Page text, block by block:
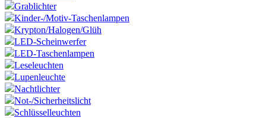
Grablichter
Kinder-/Motiv-Taschenlampen
Krypton/Halogen/Glüh
LED-Scheinwerfer
LED-Taschenlampen
Leseleuchten
Lupenleuchte
Nachtlichter
Not-/Sicherheitslicht
Schlüsselleuchten